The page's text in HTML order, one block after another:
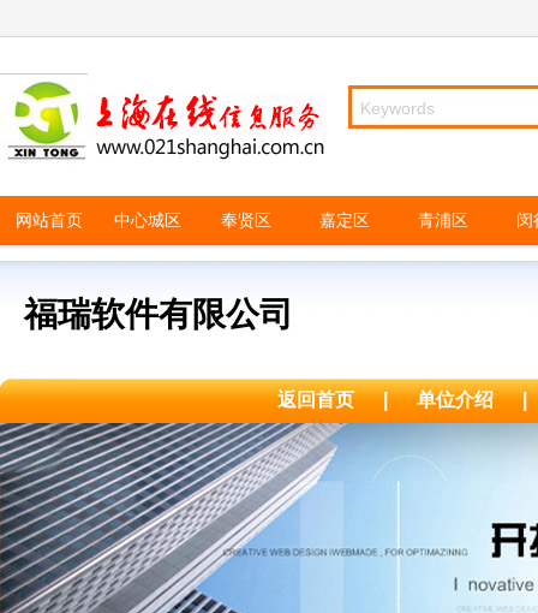
网站首页 中心城区 奉贤区 嘉定区 青浦区 闵
福瑞软件有限公司
返回首页 | 单位介绍 |